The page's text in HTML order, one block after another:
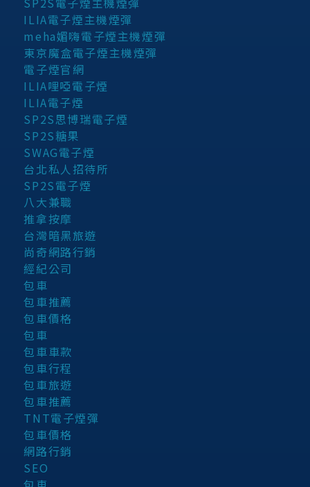
ILIA電子煙主機煙彈
meha媚嗨電子煙主機煙彈
東京魔盒電子煙主機煙彈
電子煙官網
ILIA哩啞電子煙
ILIA電子煙
SP2S思博瑞電子煙
SP2S糖果
SWAG電子煙
台北私人招待所
SP2S電子煙
八大兼職
推拿按摩
台灣暗黑旅遊
尚奇網路行銷
經紀公司
包車
包車推薦
包車價格
包車
包車車款
包車行程
包車旅遊
包車推薦
TNT電子煙彈
包車價格
網路行銷
SEO